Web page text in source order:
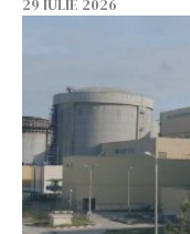
29 IULIE 2026